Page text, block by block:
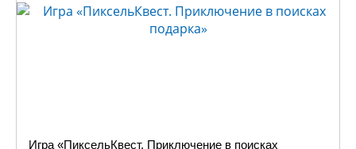
Игра «ПиксельКвест. Приключение в поисках